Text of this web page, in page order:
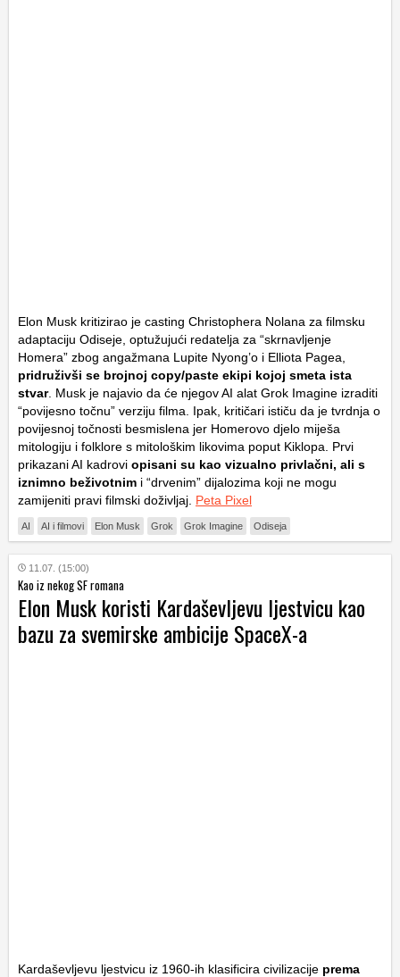
Elon Musk kritizirao je casting Christophera Nolana za filmsku
adaptaciju Odiseje , optužujući redatelja za “skrnavljenje
Homera” zbog angažmana Lupite Nyong’o i Elliota Pagea,
pridruživši se brojnoj copy/paste ekipi kojoj smeta ista
stvar. Musk je najavio da će njegov AI alat Grok Imagine izraditi
“povijesno točnu” verziju filma. Ipak, kritičari ističu da je tvrdnja o
povijesnoj točnosti besmislena jer Homerovo djelo miješa
mitologiju i folklore s mitološkim likovima poput Kiklopa. Prvi
prikazani AI kadrovi opisani su kao vizualno privlačni, ali s
iznimno beživotnim i “drvenim” dijalozima koji ne mogu
zamijeniti pravi filmski doživljaj. Peta Pixel
AI AI i filmovi Elon Musk Grok Grok Imagine Odiseja
11.07. (15:00)
Kao iz nekog SF romana
Elon Musk koristi Kardaševljevu ljestvicu kao
bazu za svemirske ambicije SpaceX-a
Kardaševljevu ljestvicu iz 1960-ih klasificira civilizacije prema